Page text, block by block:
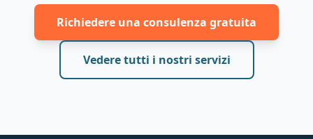
Richiedere una consulenza gratuita
Vedere tutti i nostri servizi